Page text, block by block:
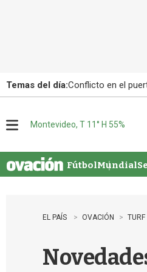
Temas del día:Conflicto en el
u
Montevideo, T 11° H 55%
FútbolMundial
EL PAÍS OVACIÓN TURF